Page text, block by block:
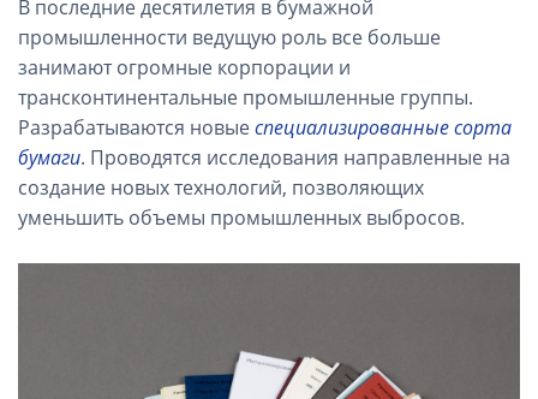
В последние десятилетия в бумажной
промышленности ведущую роль все больше
занимают огромные корпорации и
трансконтинентальные промышленные группы.
Разрабатываются новыеспециализированные сорта
бумаги. Проводятся исследования направленные на
создание новых технологий, позволяющих
уменьшить объемы промышленных выбросов.